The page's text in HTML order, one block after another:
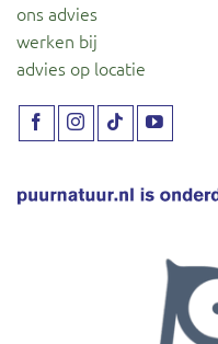
ons advies
werken bij
advies op locatie